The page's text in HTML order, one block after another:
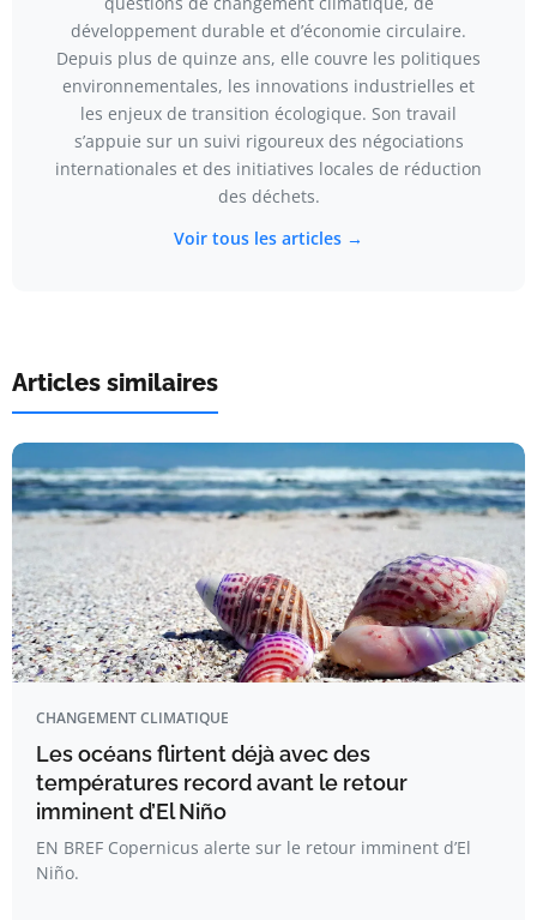
développement durable et d’économie circulaire.
Depuis plus de quinze ans, elle couvre les politiques
environnementales, les innovations industrielles et
les enjeux de transition écologique. Son travail
s’appuie sur un suivi rigoureux des négociations
internationales et des initiatives locales de réduction
des déchets.
Voir tous les articles →
Articles similaires
CHANGEMENT CLIMATIQUE
Les océans flirtent déjà avec des
températures record avant le retour
imminent d’El Niño
EN BREF Copernicus alerte sur le retour imminent d’El
Niño.